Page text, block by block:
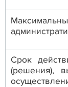
Срок
(решения),